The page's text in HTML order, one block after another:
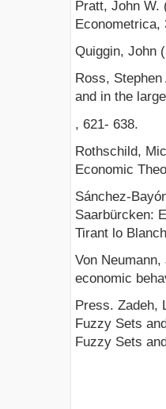
Pratt, John W.
Econometrica,
Quiggin, John
Ross,
and in the
, 621- 638.
Rothschild,
Economic
Sánchez-
Saarbürcken:
Tirant lo
Von
economic
Press. Zadeh,
Fuzzy Sets
Fuzzy Sets